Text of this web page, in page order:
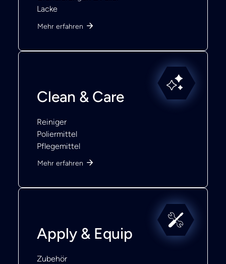
Lacke
Mehr erfahren
Clean & Care
Reiniger
Poliermittel
Pflegemittel
Mehr erfahren
Apply & Equip
Zubehör